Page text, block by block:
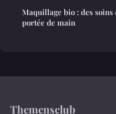
Maquillage bio : des soins
portée de main
Themensclub